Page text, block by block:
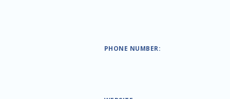
PHONE NUMBER: